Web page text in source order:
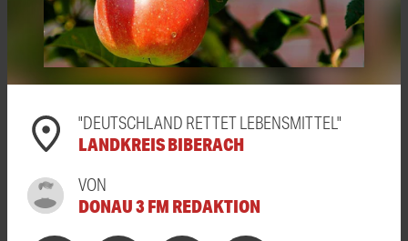
"DEUTSCHLAND RETTET LEBENSMITTEL"
LANDKREIS BIBERACH
VON
DONAU 3 FM REDAKTION